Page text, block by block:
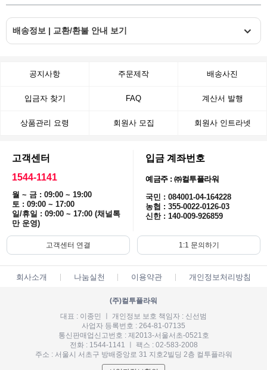
배송정보 | 교환/환불 안내 보기
공지사항 주문제작 배송사진
입금자 찾기 FAQ 계산서 발행
상품관리 요령 회원사 모집 회원사 인트라넷
고객센터
1544-1141
월 ~ 금 : 09:00 ~ 19:00
토 : 09:00 ~ 17:00
일/휴일 : 09:00 ~ 17:00 (채널톡
만 운영)
입금 계좌번호
예금주 : ㈜컬투플라워
국민 : 084001-04-164228
농협 : 355-0022-0126-03
신한 : 140-009-926859
고객센터 연결 1:1 문의하기
회사소개 나눔실천 이용약관 개인정보처리방침
(주)컬투플라워
대표 : 이종민 ㅣ 개인정보 보호 책임자 : 신선범
사업자 등록번호 : 264-81-07135
통신판매업신고번호 : 제2013-서울서초-0521호
전화 : 1544-1141 ㅣ 팩스 : 02-583-2008
주소 : 서울시 서초구 방배중앙로 31 지호2빌딩 2층 컬투플라워